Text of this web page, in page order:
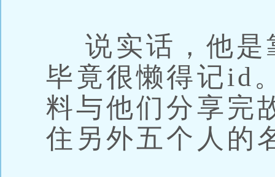
说实话，他是
毕竟很懒得记id
料与他们分享完
住另外五个人的